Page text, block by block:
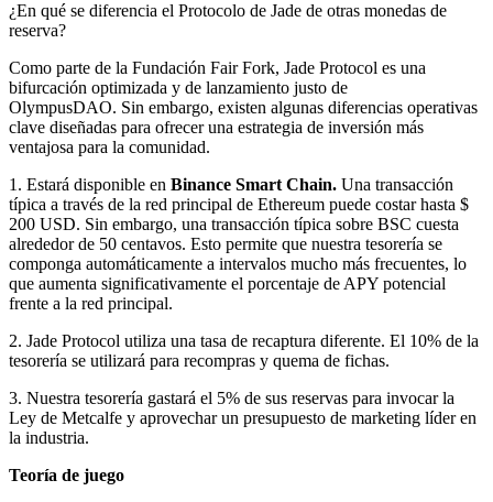
¿En qué se diferencia el Protocolo de Jade de otras monedas de
reserva?
Como parte de la Fundación Fair Fork, Jade Protocol es una
bifurcación optimizada y de lanzamiento justo de
OlympusDAO. Sin embargo, existen algunas diferencias operativas
clave diseñadas para ofrecer una estrategia de inversión más
ventajosa para la comunidad.
1. Estará disponible en Binance Smart Chain. Una transacción
típica a través de la red principal de Ethereum puede costar hasta $
200 USD. Sin embargo, una transacción típica sobre BSC cuesta
alrededor de 50 centavos. Esto permite que nuestra tesorería se
componga automáticamente a intervalos mucho más frecuentes, lo
que aumenta significativamente el porcentaje de APY potencial
frente a la red principal.
2. Jade Protocol utiliza una tasa de recaptura diferente. El 10% de la
tesorería se utilizará para recompras y quema de fichas.
3. Nuestra tesorería gastará el 5% de sus reservas para invocar la
Ley de Metcalfe y aprovechar un presupuesto de marketing líder en
la industria.
Teoría de juego